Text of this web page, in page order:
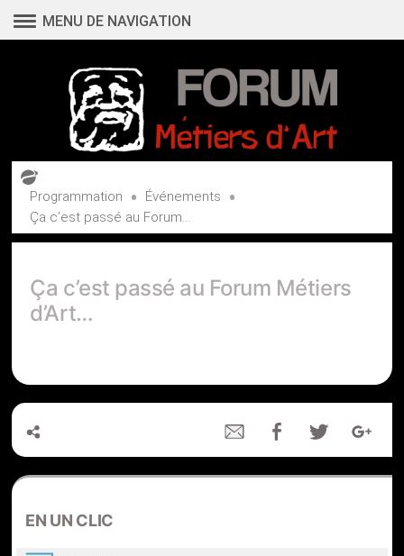
contenu
MENU DE NAVIGATION
Programmation • Événements •
Ça c’est passé au Forum...
Ça c’est passé au Forum Métiers
d’Art…
EN UN CLIC